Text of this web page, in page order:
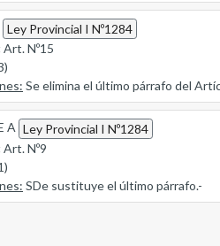
Ley Provincial I Nº1284
Art. Nº15
Se elimina el último párrafo del
A Ley Provincial I Nº1284
Art. Nº9
SDe sustituye el último párrafo.-